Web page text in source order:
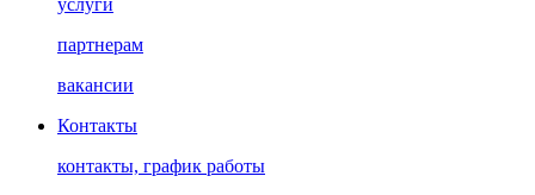
услуги
партнерам
вакансии
Контакты
контакты, график работы